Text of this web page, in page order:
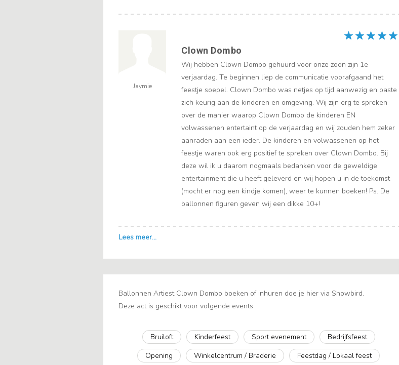
Jaymie
Clown Dombo
Wij hebben Clown Dombo gehuurd voor onze zoon zijn 1e
verjaardag. Te beginnen liep de communicatie voorafgaand het
feestje soepel. Clown Dombo was netjes op tijd aanwezig en paste
zich keurig aan de kinderen en omgeving. Wij zijn erg te spreken
over de manier waarop Clown Dombo de kinderen EN
volwassenen entertaint op de verjaardag en wij zouden hem zeker
aanraden aan een ieder. De kinderen en volwassenen op het
feestje waren ook erg positief te spreken over Clown Dombo. Bij
deze wil ik u daarom nogmaals bedanken voor de geweldige
entertainment die u heeft geleverd en wij hopen u in de toekomst
(mocht er nog een kindje komen), weer te kunnen boeken! Ps. De
ballonnen figuren geven wij een dikke 10+!
Ballonnen Artiest Clown Dombo boeken of inhuren doe je hier via Showbird.
Deze act is geschikt voor volgende events:
Bruiloft Kinderfeest Sport evenement
Bedrijfsfeest
Opening
Winkelcentrum / Braderie Feestdag / Lokaal feest